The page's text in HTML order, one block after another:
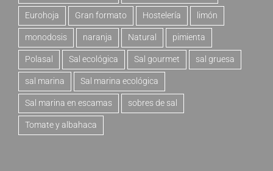
Eurohoja Gran formato Hostelería limón
monodosis naranja Natural pimienta
Polasal Sal ecológica Sal gourmet sal gruesa
sal marina Sal marina ecológica
Sal marina en escamas sobres de sal
Tomate y albahaca